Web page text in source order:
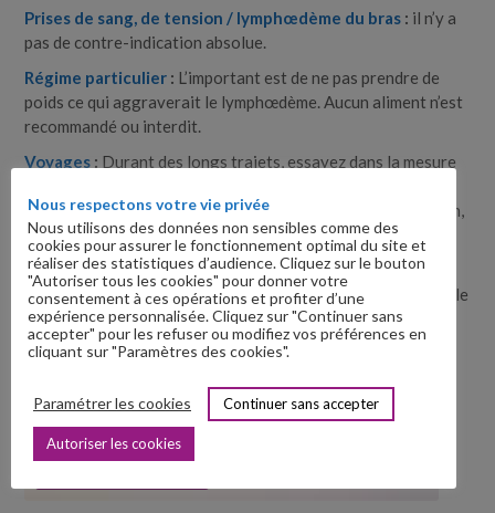
Prises de sang, de tension /​ lymphœdème du bras : il n’y a
pas de contre-​indication absolue.
Régime particulier : L’important est de ne pas prendre de
poids ce qui aggraverait le lymphœdème. Aucun aliment n’est
recommandé ou interdit.
Voyages : Durant des longs trajets, essayez dans la mesure
circulation de la lymphe. En avion, portez votre compression,
ou un bandage et mobilisez vos membres.
Choix vestimentaire:Porter des sous-​vêtements et des
vêtements adaptés qui ne compriment pas et ne gênent pas le
système lymphatique.
Retrouvez-nous sur Facebook
Si vous êtes un familier de Facebook, suivez le lien ci-
dessous...
Nous respectons votre vie privée
Nous utilisons des données non sensibles comme des
cookies pour assurer le fonctionnement optimal du site et
réaliser des statistiques d’audience. Cliquez sur le bouton
"Autoriser tous les cookies" pour donner votre
consentement à ces opérations et profiter d’une
expérience personnalisée. Cliquez sur "Continuer sans
accepter" pour les refuser ou modifiez vos préférences en
cliquant sur "Paramètres des cookies".
Paramétrer les cookies Continuer sans accepter
Autoriser les cookies